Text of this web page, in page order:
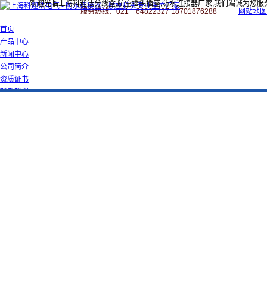
欢迎光临上海科迎法分线盒,航空插头插座,防水连接器厂家,我们竭诚为您服
服务热线：021－64822327 18701876288
网站地图
首页
产品中心
新闻中心
公司简介
资质证书
联系我们